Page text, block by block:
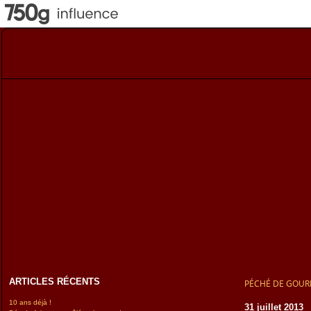
ARTICLES RÉCENTS
10 ans déjà !
PÉCHÉ DE
31 juillet 2013